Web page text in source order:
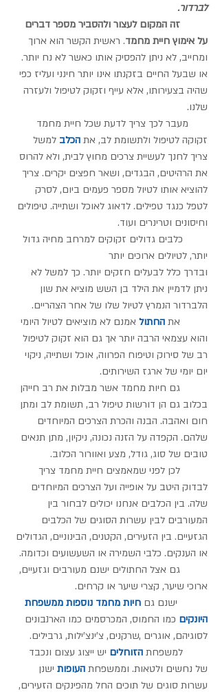
לברדור.
          זה המקום לעצור ולהסביר מספר דברים
על אימוץ חיית מחמד. ראשית הקשר הוא ארוך
ומחייב, לא ניתן להפסיק אותו כאשר לא נח יותר.
או שבעל החיים בזקנתו אינו יותר חינני ועליז כפי
שהיה בצעירותו, אלא עייף וזקוק לטיפול ולעזרה
שלנו.
       מעבר לכך צריך לדעת שכל חיית מחמד
זקוקה לטיפול ולתשומת לב, את הכלב למשל
צריך לחנך לעשיית צרכים מחוץ לבית, ולא להרוס
את הרהיטים, הבגדים, ושאר חפצים יקרים. צריך
להוציא אותו לטיול מספר פעמים ביום, לסרק
לטפל כנגד טפילים. לדאוג לאוכל ושתייה. טיפולים
וחיסונים וטרינרים ועוד.
         כלבים גדולים זקוקים למרחב מחיה גדול
יותר, לטיולים ארוכים יותר
ובדרך כלל לבעלים חזקים יותר. כך למשל לא
ניתן לדמיין את הילד בן השש מוציא את שון
הלברדור הנמרץ לטיול שלו של אחר הצהריים.
החתול אמנם לא מוציאים לטיול היומי
והוא עצמאי הרבה יותר אך גם הוא זקוק לטיפול
רב של סירוק וטיפוח הפרווה, אוכל ושתייה, ניקוי
יום יומי של ארגז השירותים.
          גם חיות מחמד אשר מבלות את רב חייהן
בכלוב גם הן דורשות טיפול רב, תשומת לב ומתן
חום ואהבה. הבנה והכרת הצרכים המיוחדים
שלהם. הקפדה על הזנה נכונה, ניקיון, מתן תנאים
טובים של סוג, גודל, מצע ואוורור הכלוב.
          לכן לפני שמאמצים חיית מחמד צריך
לבדוק היטב על אופייה ועל הצרכים המיוחדים
שלה. בין הכלבים אנחנו יכולים לבחור בין
המעורבים לבין עשרות הסוגים של הכלבים
הגזעיים. בין הזעירים, הקטנים, הבינוניים, הגדולים
או הענקים. כלבי השמירה או השעשועים וכדומה.
          גם אצל החתולים ישנם מעורבים וגזעיים,
ארוכי שיער, קצרי שיער או קרחים.
חיות מחמד נוספות ממשפחת
היונקים כמו החמוס, המכרסמים כמו הארנבונים
לסוגיהם, אוגרים ,שרקנים, צ'ינצ'ילות, גרבילים.
הזוחלים יש ייצוג עצום ונכבד
של נחשים ולטאות. וממשפחת העופות ישנן
עשרות סוגים של תוכים החל מהפינקים הזעירים,